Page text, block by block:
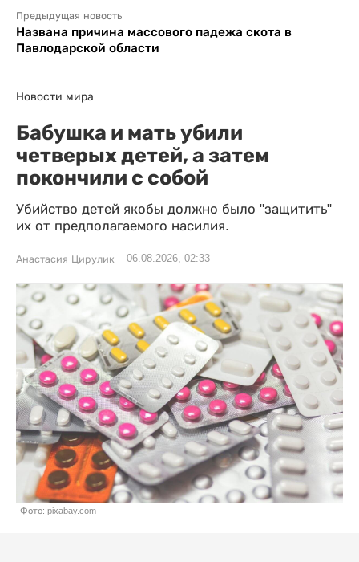
Предыдущая новость
Названа причина массового падежа скота в
Павлодарской области
Новости мира
Бабушка и мать убили
четверых детей, а затем
покончили с собой
Убийство детей якобы должно было "защитить"
их от предполагаемого насилия.
Анастасия Цирулик 06.08.2026, 02:33
Фото: pixabay.com